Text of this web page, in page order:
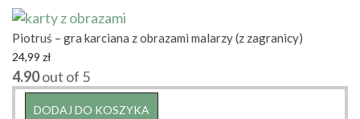
Piotruś – gra karciana z obrazami malarzy (z zagranicy)
24,99 zł
4.90out of 5
DODAJ DO KOSZYKA